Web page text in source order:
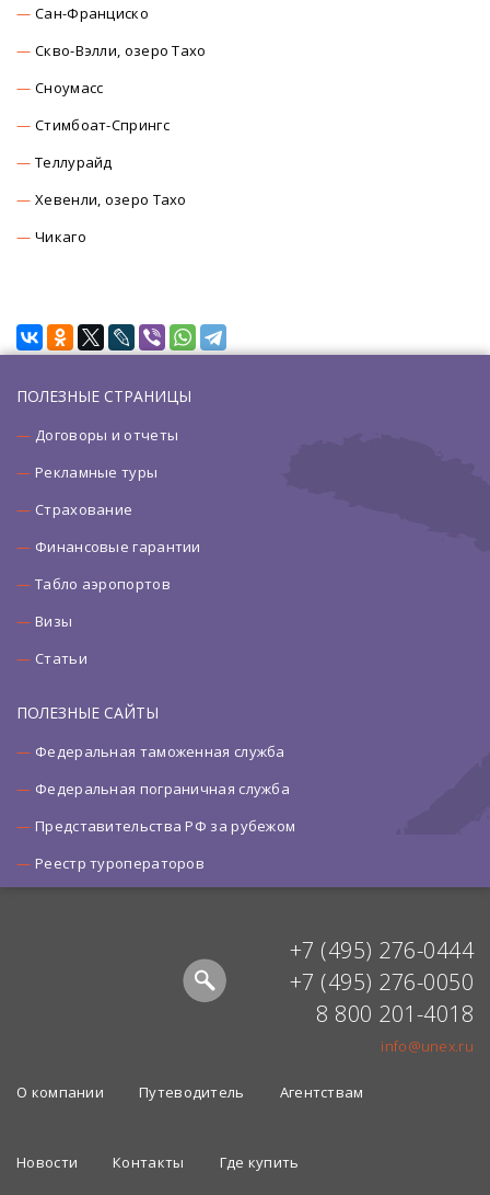
Сан-Франциско
Скво-Вэлли, озеро Тахо
Сноумасc
Стимбоат-Спрингс
Теллурайд
Хевенли, озеро Тахо
Чикаго
ПОЛЕЗНЫЕ СТРАНИЦЫ
Договоры и отчеты
Рекламные туры
Страхование
Финансовые гарантии
Табло аэропортов
Визы
Статьи
ПОЛЕЗНЫЕ САЙТЫ
Федеральная таможенная служба
Федеральная пограничная служба
Представительства РФ за рубежом
Реестр туроператоров
+7 (495) 276-0444
+7 (495) 276-0050
8 800 201-4018
info@unex.ru
О компании Путеводитель Агентствам
Новости Контакты Где купить